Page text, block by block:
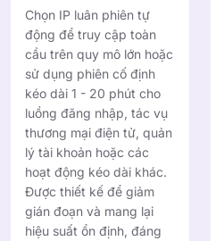
Chọn IP luân phiên tự
động để truy cập toàn
cầu trên quy mô lớn hoặc
sử dụng phiên cố định
kéo dài 1 - 20 phút cho
luồng đăng nhập, tác vụ
thương mại điện tử, quản
lý tài khoản hoặc các
hoạt động kéo dài khác.
Được thiết kế để giảm
gián đoạn và mang lại
hiệu suất ổn định, đáng